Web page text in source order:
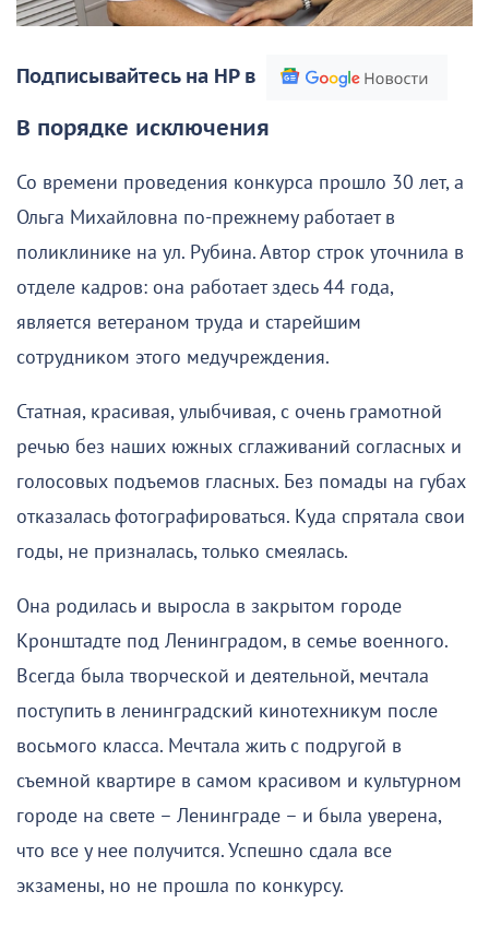
Подписывайтесь на НР в
В порядке исключения
Со времени проведения конкурса прошло 30 лет, а
Ольга Михайловна по-прежнему работает в
поликлинике на ул. Рубина. Автор строк уточнила в
отделе кадров: она работает здесь 44 года,
является ветераном труда и старейшим
сотрудником этого медучреждения.
Статная, красивая, улыбчивая, с очень грамотной
речью без наших южных сглаживаний согласных и
голосовых подъемов гласных. Без помады на губах
отказалась фотографироваться. Куда спрятала свои
годы, не призналась, только смеялась.
Она родилась и выросла в закрытом городе
Кронштадте под Ленинградом, в семье военного.
Всегда была творческой и деятельной, мечтала
поступить в ленинградский кинотехникум после
восьмого класса. Мечтала жить с подругой в
съемной квартире в самом красивом и культурном
городе на свете – Ленинграде – и была уверена,
что все у нее получится. Успешно сдала все
экзамены, но не прошла по конкурсу.